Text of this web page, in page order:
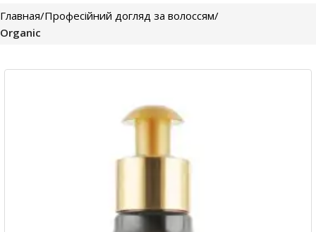
Главная Професійний догляд за волоссям
Organic